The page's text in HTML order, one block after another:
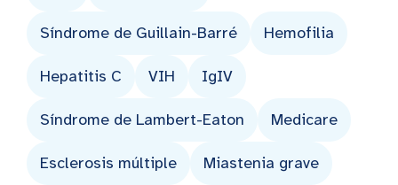
Síndrome de Guillain-Barré Hemofilia
Hepatitis C VIH IgIV
Síndrome de Lambert-Eaton Medicare
Esclerosis múltiple Miastenia grave